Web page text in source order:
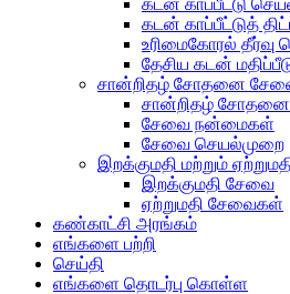
கடன் காப்பீட்டு
கடன் காப்பீட்டுத்
உரிமைகோரல் தீர்வு
தேசிய கடன்
சான்றிதழ் சோதனை
சான்றிதழ்
சேவை நன்மைகள்
சேவை செயல்முறை
இறக்குமதி மற்றும்
இறக்குமதி சேவை
ஏற்றுமதி சேவைகள்
கண்காட்சி அரங்கம்
எங்களை பற்றி
செய்தி
எங்களை தொடர்பு கொள்ள